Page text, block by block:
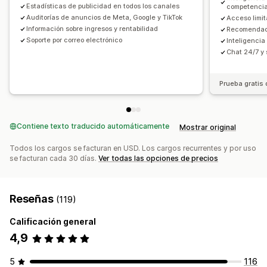
Tasas de clics
Seguimiento de conversión
Costo por adquisición
Paneles de control
Análisis demográfico Recuentos de impresiones
Panel de control de informes y estadísticas
Paneles de control personalizados
Análisis comparativo
Estadísticas de publicidad en todos los canales
Auditorías de anuncios de Meta, Google y TikTok
Información sobre ingresos y rentabilidad
Soporte por correo electrónico
Acceso
Inteligencia
Chat 24/7 y
Prueba gratis
Contiene texto traducido automáticamente Mostrar original
Todos los cargos se facturan en USD. Los cargos recurrentes y por uso
se facturan cada 30 días. Ver todas las opciones de precios
Reseñas (119)
Calificación general
4,9
5 116